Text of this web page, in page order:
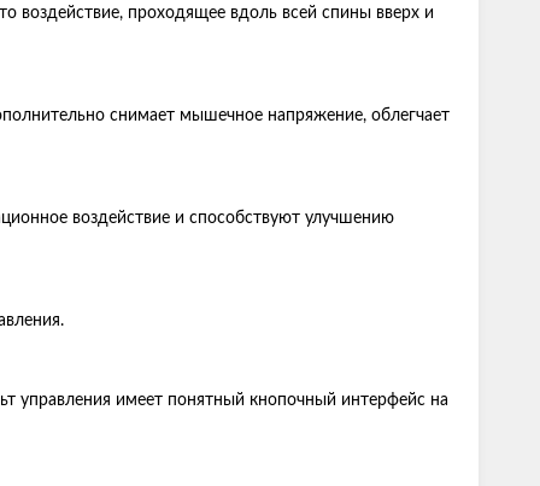
воздействие, проходящее вдоль всей спины вверх и
снимает мышечное напряжение, облегчает
воздействие и способствуют улучшению
управления имеет понятный кнопочный интерфейс на